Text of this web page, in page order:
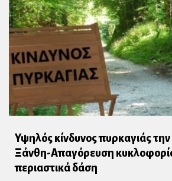
Υψηλός κίνδυνος πυρκαγιάς
Ξάνθη-Απαγόρευση
περιαστικά δάση